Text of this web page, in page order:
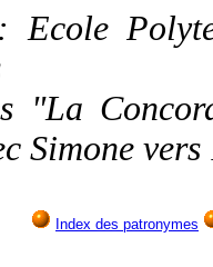
Ecole
"La
Simone vers
Index des patronymes